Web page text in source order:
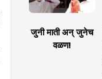
जुनी माती अन् जुनेच
वळण!